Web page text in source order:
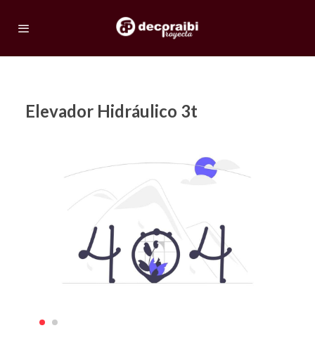
Elevador Hidráulico 3t